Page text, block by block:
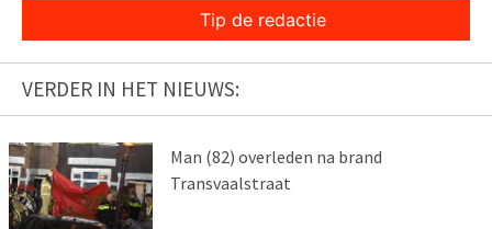
Tip de redactie
VERDER IN HET NIEUWS:
Man (82) overleden na brand
Transvaalstraat